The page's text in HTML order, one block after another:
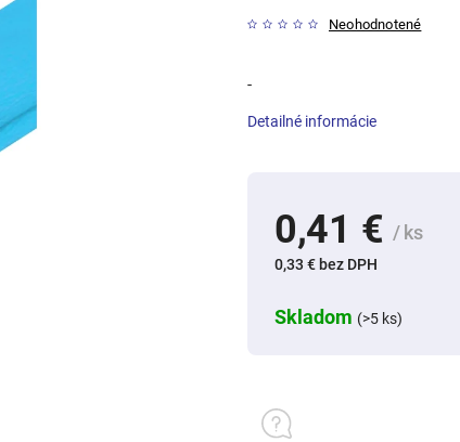
0,41 € / ks
0,33 € bez DPH
Skladom (>5 ks)
Neohodnotené
-
Detailné informácie